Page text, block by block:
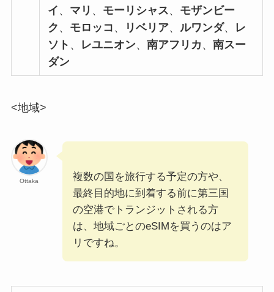
イ 、 マリ 、 モーリシャス、 モザンビー
ク 、 モロッコ 、 リベリア、 ルワンダ、 レ
ソト 、 レユニオン、南アフリカ 、南スー
ダン
<地域>
Ottaka
複数の国を旅行する予定の方や、
最終目的地に到着する前に第三国
の空港でトランジットされる方
は、地域ごとのeSIMを買うのはア
リですね。